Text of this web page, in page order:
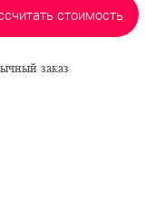
заказ
стоимость